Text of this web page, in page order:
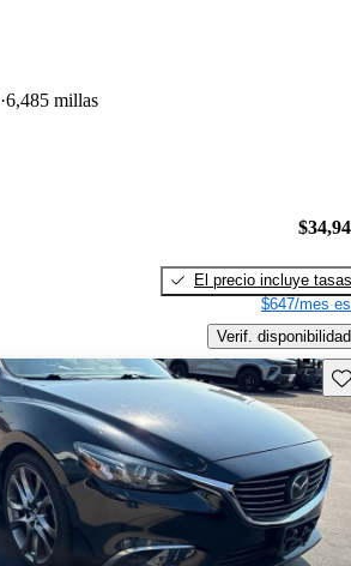
6,485 millas
El precio incluye tasas
$647/mes
Verif. disponibilidad